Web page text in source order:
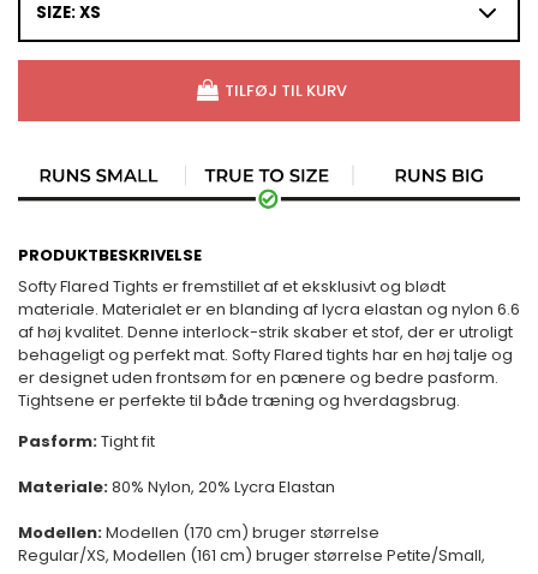
SIZE: XS
TILFØJ TIL KURV
PRODUKTBESKRIVELSE
Softy Flared Tights er fremstillet af et eksklusivt og blødt
materiale. Materialet er en blanding af lycra elastan og nylon 6.6
af høj kvalitet. Denne interlock-strik skaber et stof, der er utroligt
behageligt og perfekt mat. Softy Flared tights har en høj talje og
er designet uden frontsøm for en pænere og bedre pasform.
Tightsene er perfekte til både træning og hverdagsbrug.
Pasform:Tight fit
Materiale:80% Nylon, 20% Lycra Elastan
Modellen:Modellen (170 cm) bruger størrelse
Regular/XS, Modellen (161 cm) bruger størrelse Petite/Small,